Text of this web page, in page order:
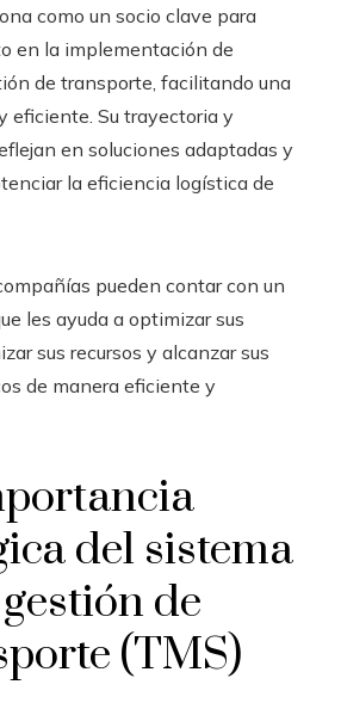
como un socio clave para
en la implementación de
de transporte, facilitando una
eficiente. Su trayectoria y
en soluciones adaptadas y
la eficiencia logística de
pueden contar con un
les ayuda a optimizar sus
sus recursos y alcanzar sus
de manera eficiente y
del sistema
de
(TMS)